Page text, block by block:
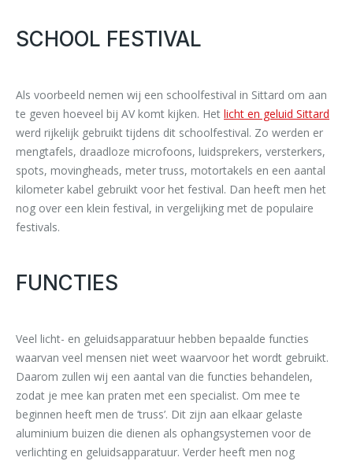
SCHOOL FESTIVAL
Als voorbeeld nemen wij een schoolfestival in Sittard om aan
te geven hoeveel bij AV komt kijken. Het licht en geluid Sittard
werd rijkelijk gebruikt tijdens dit schoolfestival. Zo werden er
mengtafels, draadloze microfoons, luidsprekers, versterkers,
spots, movingheads, meter truss, motortakels en een aantal
kilometer kabel gebruikt voor het festival. Dan heeft men het
nog over een klein festival, in vergelijking met de populaire
festivals.
FUNCTIES
Veel licht- en geluidsapparatuur hebben bepaalde functies
waarvan veel mensen niet weet waarvoor het wordt gebruikt.
Daarom zullen wij een aantal van die functies behandelen,
zodat je mee kan praten met een specialist. Om mee te
beginnen heeft men de ‘truss’. Dit zijn aan elkaar gelaste
aluminium buizen die dienen als ophangsystemen voor de
verlichting en geluidsapparatuur. Verder heeft men nog